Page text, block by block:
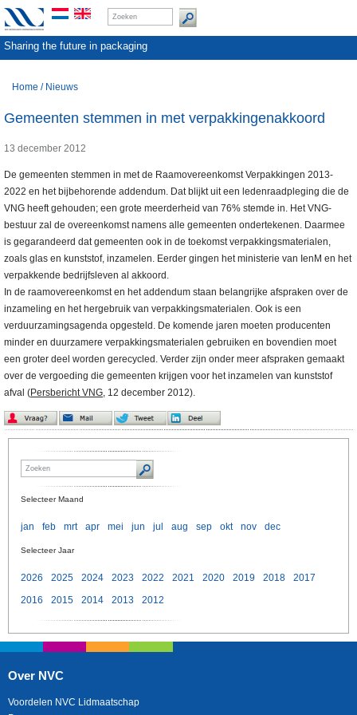
Sharing the future in packaging
Home / Nieuws
Gemeenten stemmen in met verpakkingenakkoord
13 december 2012
De gemeenten stemmen in met de Raamovereenkomst Verpakkingen 2013-
2022 en het bijbehorende addendum. Dat blijkt uit een ledenraadpleging die de
VNG heeft gehouden; een grote meerderheid van 76% stemde in. Het VNG-
bestuur zal de overeenkomst namens alle gemeenten ondertekenen. Daarmee
is gegarandeerd dat gemeenten ook in de toekomst verpakkingsmaterialen,
zoals glas en kunststof, inzamelen. Eerder gingen het ministerie van IenM en het
verpakkende bedrijfsleven al akkoord.
In de raamovereenkomst en het addendum staan belangrijke afspraken over de
inzameling en het hergebruik van verpakkingsmaterialen. Ook is een
verduurzamingsagenda opgesteld. De komende jaren moeten producenten
minder en duurzamere verpakkingsmaterialen gebruiken en bovendien moet
een groter deel worden gerecycled. Verder zijn onder meer afspraken gemaakt
over de vergoeding die gemeenten krijgen voor het inzamelen van kunststof
afval (Persbericht VNG, 12 december 2012).
Selecteer Maand
jan feb mrt apr mei jun jul aug sep okt nov dec
Selecteer Jaar
2026 2025 2024 2023 2022 2021 2020 2019 2018
2017
2016
2015 2014 2013 2012
Over NVC
Voordelen NVC Lidmaatschap